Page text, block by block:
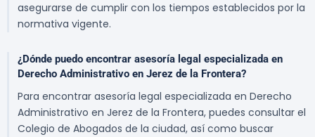
asegurarse de cumplir con los tiempos establecidos por la
normativa vigente.
¿Dónde puedo encontrar asesoría legal especializada en
Derecho Administrativo en Jerez de la Frontera?
Para encontrar asesoría legal especializada en Derecho
Administrativo en Jerez de la Frontera, puedes consultar el
Colegio de Abogados de la ciudad, así como buscar